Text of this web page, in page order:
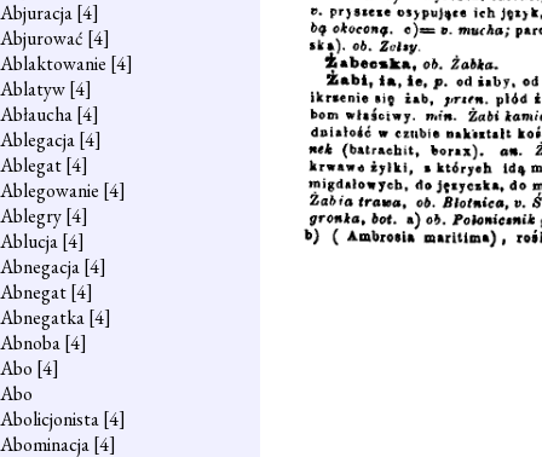
Abjuracja[4]
Abjurować [4]
Ablaktowanie [4]
Ablatyw[4]
Abłaucha[4]
Ablegacja[4]
Ablegat[4]
Ablegowanie [4]
Ablegry[4]
Ablucja[4]
Abnegacja[4]
Abnegat[4]
Abnegatka[4]
Abnoba[4]
Abo [4]
Abo
Abolicjonista[4]
Abominacja[4]